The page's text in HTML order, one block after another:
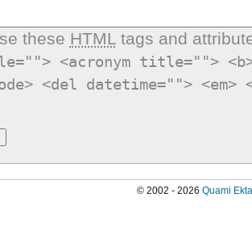
these HTMLtags and
<acronym title="">
<del datetime="">
© 2002 - 2026 Quami